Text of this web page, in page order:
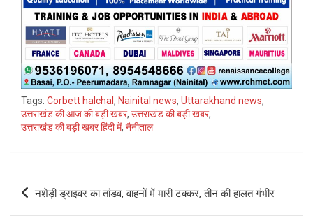
Tags: Corbett halchal, Nainital news, Uttarakhand news,
उत्तराखंड की आज की बड़ी खबर, उत्तराखंड की बड़ी खबर,
उत्तराखंड की बड़ी खबर हिंदी में, नैनीताल
Post
navigation
नशेड़ी ड्राइवर का तांडव, वाहनों में मारी टक्कर, तीन की हालत गंभीर